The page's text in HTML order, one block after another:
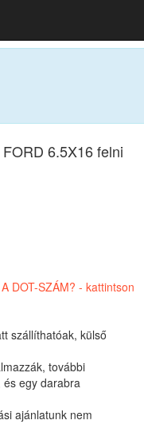
6.5X16 felni
DOT-SZÁM? - kattintson
szállíthatóak, külső
további
és egy darabra
ajánlatunk nem